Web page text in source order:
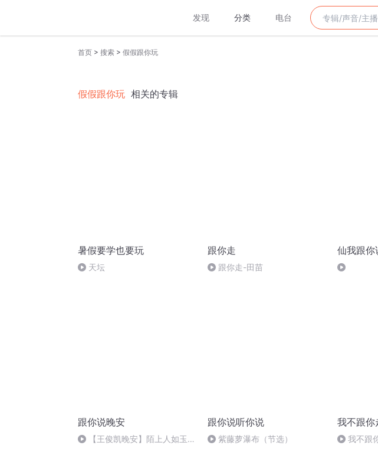
发现 分类 电台
首页 > 搜索 > 假假跟你玩
假假跟你玩 相关的专辑
暑假要学也要玩
天坛
跟你走
跟你走-田苗
仙我跟你
跟你说晚安
【王俊凯晚安】陌上人如玉
跟你说听你说
紫藤萝瀑布（节选）
我不跟你
我不跟